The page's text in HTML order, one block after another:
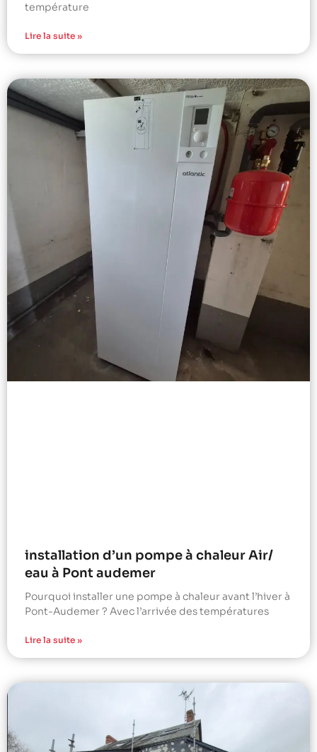
température
Lire la suite »
installation d’un pompe à chaleur Air/
eau à Pont audemer
Pourquoi installer une pompe à chaleur avant l’hiver à
Pont-Audemer ? Avec l’arrivée des températures
Lire la suite »